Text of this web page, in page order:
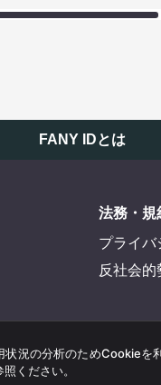
FANY IDとは
法務・規
プライバ
反社会
況の分析のためCookieを
ください。